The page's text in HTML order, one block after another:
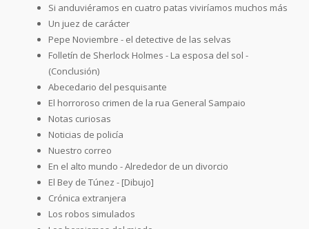
Si anduviéramos en cuatro patas viviríamos muchos más
Un juez de carácter
Pepe Noviembre - el detective de las selvas
Folletín de Sherlock Holmes - La esposa del sol -
(Conclusión)
Abecedario del pesquisante
El horroroso crimen de la rua General Sampaio
Notas curiosas
Noticias de policía
Nuestro correo
En el alto mundo - Alrededor de un divorcio
El Bey de Túnez - [Dibujo]
Crónica extranjera
Los robos simulados